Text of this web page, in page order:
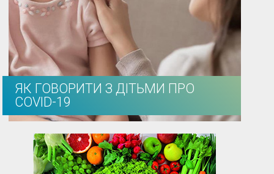
ЯК ГОВОРИТИ З ДІТЬМИ ПРО
COVID-19